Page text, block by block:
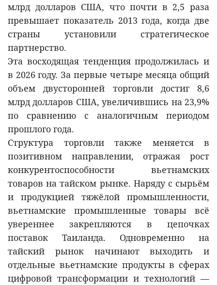
млрд долларов США, что почти в 2,5 раза
превышает показатель 2013 года, когда две
страны установили стратегическое
партнерство.
Эта восходящая тенденция продолжилась и
в 2026 году. За первые четыре месяца общий
объем двусторонней торговли достиг 8,6
млрд долларов США, увеличившись на 23,9%
по сравнению с аналогичным периодом
прошлого года.
Структура торговли также меняется в
позитивном направлении, отражая рост
конкурентоспособности вьетнамских
товаров на тайском рынке. Наряду с сырьём
и продукцией тяжёлой промышленности,
вьетнамские промышленные товары всё
увереннее закрепляются в цепочках
поставок Таиланда. Одновременно на
тайский рынок начинают выходить и
отдельные вьетнамские продукты в сферах
цифровой трансформации и технологий —